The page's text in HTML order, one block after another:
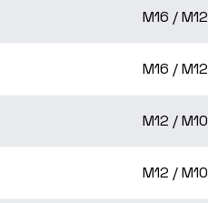
M16 / M12
M16 / M12
M12 / M10
M12 / M10